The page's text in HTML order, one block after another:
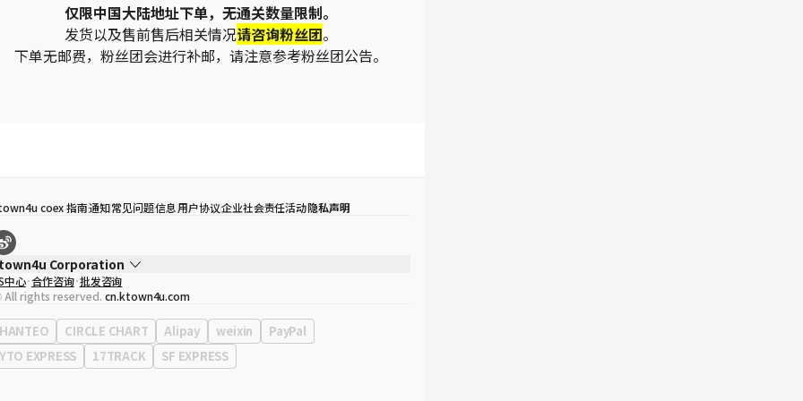
仅限中国大陆地址下单，无通关数量限制。
发货以及售前售后相关情况请咨询粉丝团。
下单无邮费，粉丝团会进行补邮，请注意参考粉丝团公告。
coex 指南通知常见问题信息用户协议企业社会责任活动隐私声明
Corporation
宋効珉
业执照 120-87-71116
地址 首尔特别市 江南区 岭东大路 513号 3楼 （三成洞， coex)
中心 合作咨询 批发咨询
rights reserved. cn.ktown4u.com
HANTEO CIRCLE CHART Alipay weixin
PayPal
YTO EXPRESS
17TRACK SF EXPRESS